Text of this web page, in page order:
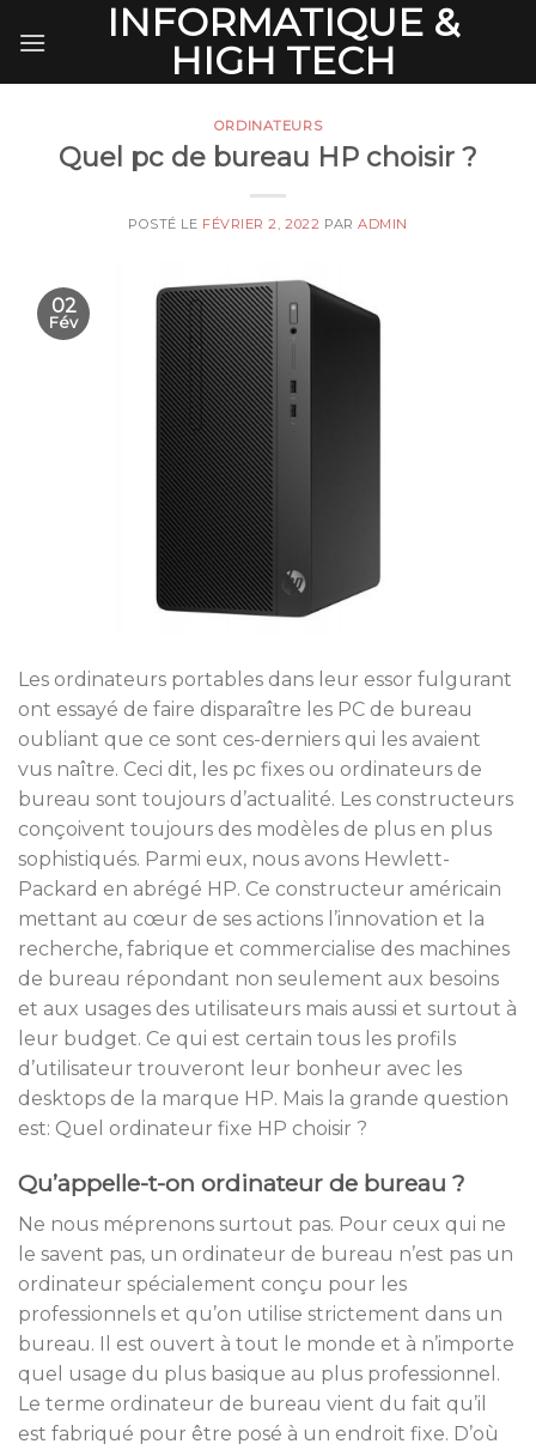
INFORMATIQUE &
HIGH TECH
ORDINATEURS
Quel pc de bureau HP choisir ?
POSTÉ LE FÉVRIER 2, 2022 PARADMIN
02
Fév
Les ordinateurs portables dans leur essor fulgurant
ont essayé de faire disparaître les PC de bureau
oubliant que ce sont ces-derniers qui les avaient
vus naître. Ceci dit, les pc fixes ou ordinateurs de
bureau sont toujours d’actualité. Les constructeurs
conçoivent toujours des modèles de plus en plus
sophistiqués. Parmi eux, nous avons Hewlett-
Packard en abrégé HP. Ce constructeur américain
mettant au cœur de ses actions l’innovation et la
recherche, fabrique et commercialise des machines
de bureau répondant non seulement aux besoins
et aux usages des utilisateurs mais aussi et surtout à
leur budget. Ce qui est certain tous les profils
d’utilisateur trouveront leur bonheur avec les
desktops de la marque HP. Mais la grande question
est: Quel ordinateur fixe HP choisir ?
Qu’appelle-t-on ordinateur de bureau ?
Ne nous méprenons surtout pas. Pour ceux qui ne
le savent pas, un ordinateur de bureau n’est pas un
ordinateur spécialement conçu pour les
professionnels et qu’on utilise strictement dans un
bureau. Il est ouvert à tout le monde et à n’importe
quel usage du plus basique au plus professionnel.
Le terme ordinateur de bureau vient du fait qu’il
est fabriqué pour être posé à un endroit fixe. D’où